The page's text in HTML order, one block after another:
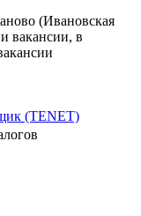
(Ивановская
вакансии, в
(TENET)